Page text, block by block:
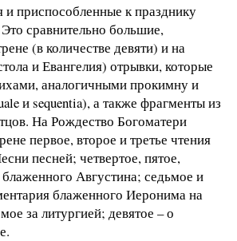
приспособленные к празднику
сравнительно большие,
(в количестве девяти) и на
и Евангелия) отрывки, которые
аналогичными прокимну и
и sequentia), а также фрагменты из
На Рождество Богоматери
первое, второе и третье чтения
песней; четвертое, пятое,
Августина; седьмое и
блаженного Иеронима на
за литургией; девятое – о